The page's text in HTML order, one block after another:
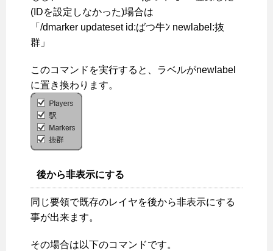
(IDを設定しなかった)場合は
「/dmarker updateset id:ばつ牛ﾝ newlabel:抜
群」
このコマンドを実行すると、ラベルがnewlabel
に置き換わります。
後から非表示にする
同じ要領で既存のレイヤを後から非表示にする
事が出来ます。
その場合は以下のコマンドです。